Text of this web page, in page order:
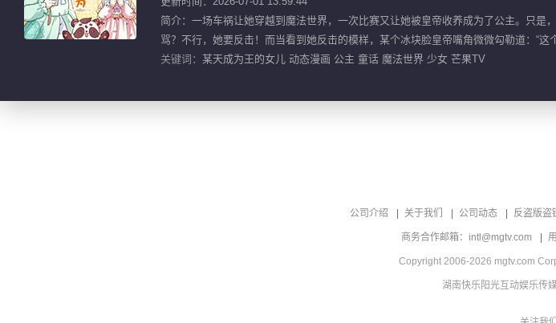
简介：一场车祸让她穿越到魔法世界，一次比赛又让她被皇帝收养成为了公主。只
骂？不行，她要反击！而当看到她反击的模样，某个冰块脸皇帝嘴角微微勾勒道：“这
关键词： 某天成为王的女儿 动态漫画 公主 童话 魔法世界 少女 芒果TV
公司介绍 关于我们 公司动态 反盗版盗
商务合作邮箱：intl@mgtv.com
Copyright 2006-2026 mgtv.com
湖南快乐阳光互动娱乐传